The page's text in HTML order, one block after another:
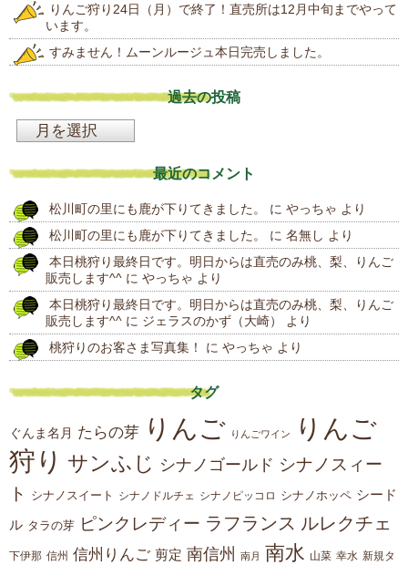
りんご狩り24日（月）で終了！直売所は12月中旬までやって
います。
すみません！ムーンルージュ本日完売しました。
過去の投稿
投
稿
最近のコメント
松川町の里にも鹿が下りてきました。 に やっちゃ より
松川町の里にも鹿が下りてきました。
に 名無し より
本日桃狩り最終日です。明日からは直売のみ桃、梨、りんご
販売します^^ に やっちゃ より
本日桃狩り最終日です。明日からは直売のみ桃、梨、りんご
販売します^^ に ジェラスのかず（大崎）
より
桃狩りのお客さま写真集！
に やっちゃ より
タグ
ぐんま名月 たらの芽 りんご りんごワイン
りんご
狩り サンふじ シナノゴールド シナノスィー
ト
シナノスイート シナノドルチェ シナノピッコロ シナノホッペ シード
ル タラの芽 ピンクレディー ラフランス ルレクチェ
下伊那 信州 信州りんご 剪定 南信州 南月 南水 山菜 幸水 新規タ